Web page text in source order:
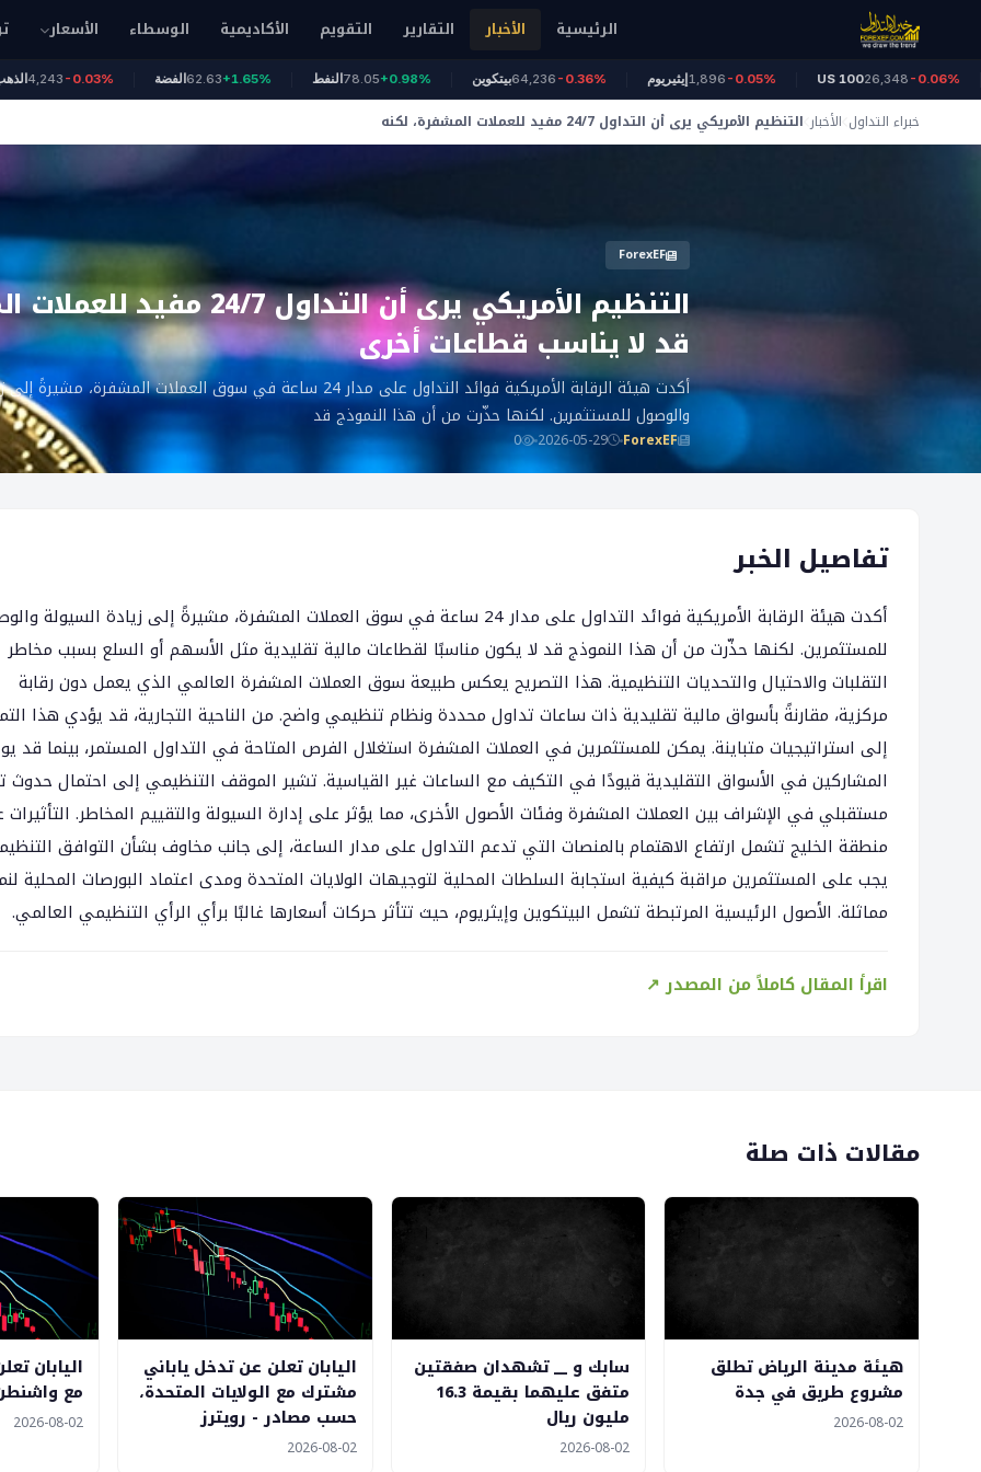
الرئيسية الأخبار التقارير التقويم الأكاديمية الوسطاء الأسعار
-0.03% 62.63 +1.65% 78.05 +0.98% بيتكوين64,236-0.36% إيثيريوم1,896-0.05% US 10026,348-0.06%
خبراء التداول الأخبار
التنظيم الأمريكي يرى أن التداول 24/7 مفيد للعملات المشفرة، لكنه
قد لا يناسب قطاعات أخرى
ForexEF
التنظيم الأمريكي يرى أن التداول
قد لا يناسب قطاعات أخرى
أكدت هيئة الرقابة الأمريكية فوائد التداول على مدار 24 ساعة في سوق العملات
والوصول للمستثمرين. لكنها حذّرت من أن هذا النموذج قد
ForexEF
2026-05-29
0
تفاصيل الخبر
أكدت هيئة الرقابة الأمريكية فوائد التداول على مدار 24 ساعة في سوق العملات المشفرة، مشيرةً إلى زيادة السيولة
للمستثمرين. لكنها حذّرت من أن هذا النموذج قد لا يكون مناسبًا لقطاعات مالية تقليدية مثل الأسهم أو السلع بسبب مخاطر
التقلبات والاحتيال والتحديات التنظيمية. هذا التصريح يعكس طبيعة سوق العملات المشفرة العالمي الذي يعمل دون رقابة
مركزية، مقارنةً بأسواق مالية تقليدية ذات ساعات تداول محددة ونظام تنظيمي واضح. من الناحية التجارية، قد يؤدي هذا
إلى استراتيجيات متباينة. يمكن للمستثمرين في العملات المشفرة استغلال الفرص المتاحة في التداول المستمر، بينما قد
المشاركين في الأسواق التقليدية قيودًا في التكيف مع الساعات غير القياسية. تشير الموقف التنظيمي إلى احتمال حدوث
مستقبلي في الإشراف بين العملات المشفرة وفئات الأصول الأخرى، مما يؤثر على إدارة السيولة والتقييم المخاطر.
منطقة الخليج تشمل ارتفاع الاهتمام بالمنصات التي تدعم التداول على مدار الساعة، إلى جانب مخاوف بشأن التوافق
يجب على المستثمرين مراقبة كيفية استجابة السلطات المحلية لتوجيهات الولايات المتحدة ومدى اعتماد البورصات المحلية
مماثلة. الأصول الرئيسية المرتبطة تشمل البيتكوين وإيثريوم، حيث تتأثر حركات أسعارها غالبًا برأي الرأي التنظيمي العالمي.
اقرأ المقال كاملاً من المصدر ↗
مقالات ذات صلة
هيئة مدينة الرياض تطلق
مشروع طريق في جدة
2026-08-02
سابك و __ تشهدان صفقتين
متفق عليهما بقيمة 16.3
مليون ريال
2026-08-02
اليابان تعلن عن تدخل ياباني
مشترك مع الولايات المتحدة،
حسب مصادر - رويترز
2026-08-02
اليابان
مع
2026-08-02